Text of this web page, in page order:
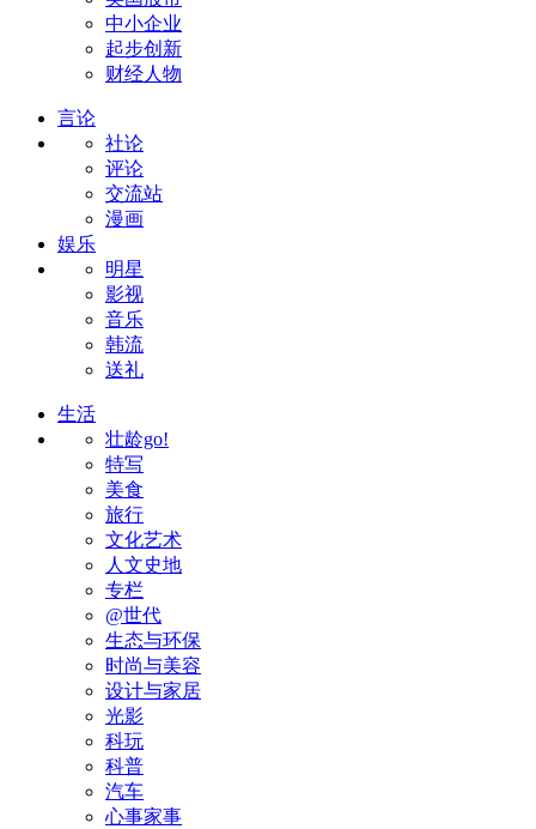
中小企业
起步创新
财经人物
言论
社论
评论
交流站
漫画
娱乐
明星
影视
音乐
韩流
送礼
生活
壮龄go!
特写
美食
旅行
文化艺术
人文史地
专栏
@世代
生态与环保
时尚与美容
设计与家居
光影
科玩
科普
汽车
心事家事